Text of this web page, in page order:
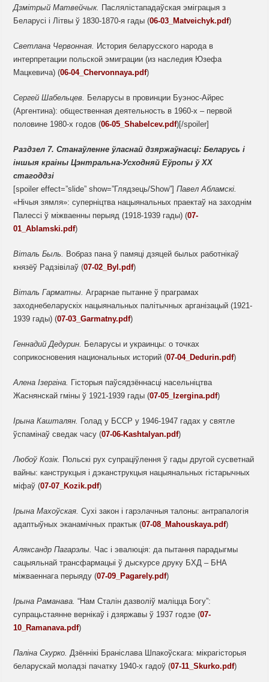
ДзмітрыйМатвейчык. Паслялістападаўская эміграцыя з
Беларусі і Літвы ў 1830-1870-я гады (06-03_Matveichyk.pdf)
Светлана Червонная. История беларусского народа в
интерпретации польской эмиграции (из наследия Юзефа
Мацкевича) (06-04_Chervonnaya.pdf)
Сергей Шабельцев. Беларусы в провинции Буэнос-Айрес
(Аргентина): общественная деятельность в 1960-х – первой
половине 1980-х годов (06-05_Shabelcev.pdf)[/spoiler]
Раздзел 7.Станаўленне ўласнай дзяржаўнасці:Беларусьі
іншыя краіны Цэнтральна-Усходняй Еўропы ў ХХ
стагоддзі
[spoiler effect=”slide” show=”Глядзець/Show”]Павел Абламскі.
«Нічыя зямля»: суперніцтва нацыянальных праектаў на заходнім
Палессі ў міжваенны перыяд (1918-1939 гады) (07-
01_Ablamski.pdf)
ВітальБыль. Вобраз пана ў памяці дзяцей былых работнікаў
князёў Радзівілаў (07-02_Byl.pdf)
Віталь Гарматны.Аграрнае пытанне ў праграмах
заходнебеларускіх нацыянальных палітычных арганізацый (1921-
1939 гады) (07-03_Garmatny.pdf)
Геннадий Дедурин. Беларусы и украинцы: о точках
соприкосновения национальных историй (07-04_Dedurin.pdf)
АленаІзергіна. Гісторыя паўсядзённасці насельніцтва
Жаснянскай гміны ў 1921-1939 гады (07-05_Izergina.pdf)
Ірына Кашталян. Голад у БССР у 1946-1947 гадах у святле
ўспамінаў сведак часу (07-06-Kashtalyan.pdf)
Любоў Козік. Польскі рух супраціўлення ў гады другой сусветнай
вайны: канструкцыя і дэканструкцыя нацыянальных гістарычных
міфаў (07-07_Kozik.pdf)
Ірына Махоўская.Сухі закон і гарэлачныя талоны: антрапалогія
адаптыўных эканамічных практык (07-08_Mahouskaya.pdf)
Аляксандр Пагарэлы. Час і эвалюція: да пытання парадыгмы
сацыяльнай трансфармацыі ў дыскурсе друку БХД – БНА
міжваеннага перыяду (07-09_Pagarely.pdf)
ІрынаРаманава.“Нам Сталін дазволіў маліцца Богу”:
супрацьстаянне вернікаў і дзяржавы ў 1937 годзе (07-
10_Ramanava.pdf)
ПалінаСкурко. Дзённікі Браніслава Шпакоўскага: мікрагісторыя
беларускай моладзі пачатку 1940-х гадоў (07-11_Skurko.pdf)